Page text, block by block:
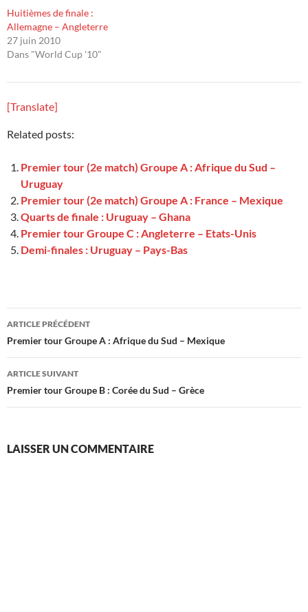
Huitièmes de finale :
Allemagne – Angleterre
27 juin 2010
Dans "World Cup '10"
[Translate]
Related posts:
Premier tour (2e match) Groupe A : Afrique du Sud –
Uruguay
Premier tour (2e match) Groupe A : France – Mexique
Quarts de finale : Uruguay – Ghana
Premier tour Groupe C : Angleterre – Etats-Unis
Demi-finales : Uruguay – Pays-Bas
Navigation
des
articles
ARTICLE PRÉCÉDENT
Premier tour Groupe A : Afrique du Sud – Mexique
ARTICLE SUIVANT
Premier tour Groupe B : Corée du Sud – Grèce
LAISSER UN COMMENTAIRE